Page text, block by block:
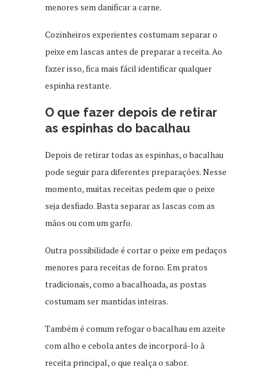
menores sem danificar a carne.
Cozinheiros experientes costumam separar o
peixe em lascas antes de preparar a receita. Ao
fazer isso, fica mais fácil identificar qualquer
espinha restante.
O que fazer depois de retirar
as espinhas do bacalhau
Depois de retirar todas as espinhas, o bacalhau
pode seguir para diferentes preparações. Nesse
momento, muitas receitas pedem que o peixe
seja desfiado. Basta separar as lascas com as
mãos ou com um garfo.
Outra possibilidade é cortar o peixe em pedaços
menores para receitas de forno. Em pratos
tradicionais, como a bacalhoada, as postas
costumam ser mantidas inteiras.
Também é comum refogar o bacalhau em azeite
com alho e cebola antes de incorporá-lo à
receita principal, o que realça o sabor.